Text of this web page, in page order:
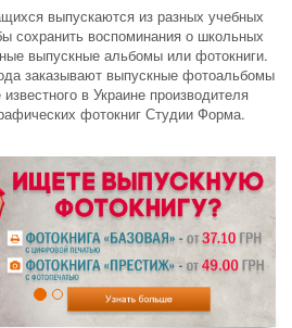
выпускаются из разных учебных
сохранить воспоминания о школьных
выпускные альбомы или фотокниги.
заказывают выпускные фотоальбомы
в Украине производителя
фотокниг Студии Форма.